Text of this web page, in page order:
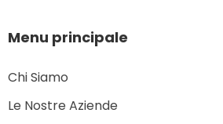
Menu principale
Chi Siamo
Le Nostre Aziende